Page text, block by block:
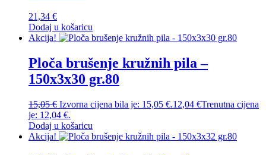
21,34 €
Dodaj u košaricu
Akcija!
Ploča brušenje kružnih pila –
150x3x30 gr.80
15,05€ Izvorna cijena bila je: 15,05 €.12,04 €Trenutna cijena
je: 12,04 €.
Dodaj u košaricu
Akcija!